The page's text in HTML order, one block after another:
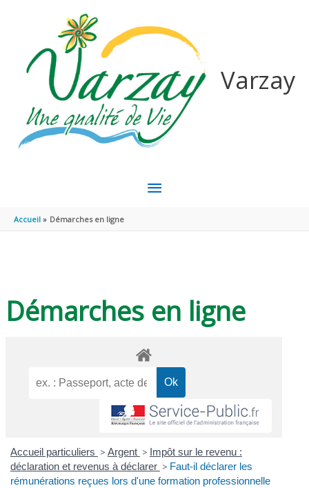
Varzay
MENU
Accueil Démarches en ligne
Démarches en ligne
Accueil particuliers > Argent > Impôt sur le revenu :
déclaration et revenus à déclarer > Faut-il déclarer les
rémunérations reçues lors d'une formation professionnelle